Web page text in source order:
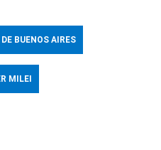
BUENOS AIRES
MILEI